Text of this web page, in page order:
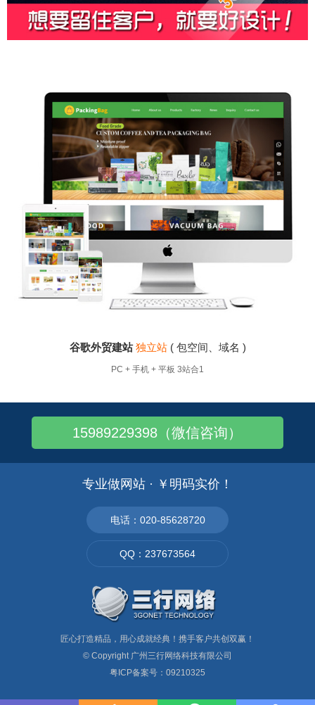
( 包空间、域名 ) 谷歌外贸建站
15989229398（微信咨询）
专业做网站 · ￥明码实价！
电话：020-85628720
QQ：237673564
匠心打造精品，用心成就经典！携手客户共创双赢！
© Copyright 广州三行网络科技有限公司
粤ICP备案号：09210325